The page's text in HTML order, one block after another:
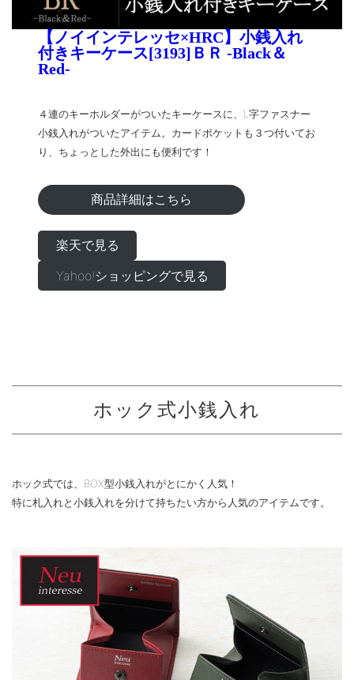
【ノイインテレッセ×HRC】小銭入れ
付きキーケース[3193]ＢＲ -Black＆
Red-
４連のキーホルダーがついたキーケースに、L字ファスナー
小銭入れがついたアイテム。カードポケットも３つ付いてお
り、ちょっとした外出にも便利です！
商品詳細はこちら
楽天で見る
Yahoo!ショッピングで見る
ホック式小銭入れ
ホック式では、BOX型小銭入れがとにかく人気！
特に札入れと小銭入れを分けて持ちたい方から人気のアイテムです。